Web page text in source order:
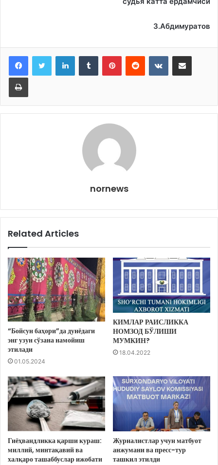
З.Абдимуратов
LinkedInTumblr PinterestReddit VKontakteShare via Email
Print
nornews
Related Articles
“Бойсун баҳори”да дунёдаги
энг узун сўзана намойиш
этилади
01.05.2024
КИМЛАР РАИСЛИККА
НОМЗОД БЎЛИШИ
МУМКИН?
18.04.2022
Гиёҳвандликка қарши кураш:
миллий, минтақавий ва
халқаро ташаббуслар ижобати
Журналистлар учун матбуот
анжумани ва пресс-тур
ташкил этилди